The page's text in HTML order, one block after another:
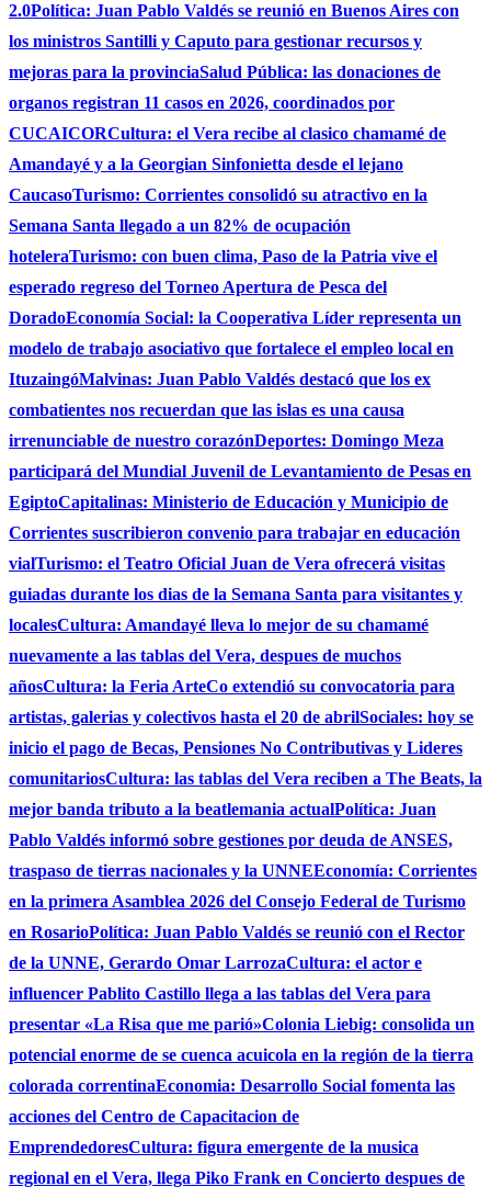
2.0Política: Juan Pablo Valdés se reunió en Buenos Aires con
los ministros Santilli y Caputo para gestionar recursos y
mejoras para la provinciaSalud Pública: las donaciones de
organos registran 11 casos en 2026, coordinados por
CUCAICORCultura: el Vera recibe al clasico chamamé de
Amandayé y a la Georgian Sinfonietta desde el lejano
CaucasoTurismo: Corrientes consolidó su atractivo en la
Semana Santa llegado a un 82% de ocupación
hoteleraTurismo: con buen clima, Paso de la Patria vive el
esperado regreso del Torneo Apertura de Pesca del
DoradoEconomía Social: la Cooperativa Líder representa un
modelo de trabajo asociativo que fortalece el empleo local en
ItuzaingóMalvinas: Juan Pablo Valdés destacó que los ex
combatientes nos recuerdan que las islas es una causa
irrenunciable de nuestro corazónDeportes: Domingo Meza
participará del Mundial Juvenil de Levantamiento de Pesas en
EgiptoCapitalinas: Ministerio de Educación y Municipio de
Corrientes suscribieron convenio para trabajar en educación
vialTurismo: el Teatro Oficial Juan de Vera ofrecerá visitas
guiadas durante los dias de la Semana Santa para visitantes y
localesCultura: Amandayé lleva lo mejor de su chamamé
nuevamente a las tablas del Vera, despues de muchos
añosCultura: la Feria ArteCo extendió su convocatoria para
artistas, galerias y colectivos hasta el 20 de abrilSociales: hoy se
inicio el pago de Becas, Pensiones No Contributivas y Lideres
comunitariosCultura: las tablas del Vera reciben a The Beats, la
mejor banda tributo a la beatlemania actualPolítica: Juan
Pablo Valdés informó sobre gestiones por deuda de ANSES,
traspaso de tierras nacionales y la UNNEEconomía: Corrientes
en la primera Asamblea 2026 del Consejo Federal de Turismo
en RosarioPolítica: Juan Pablo Valdés se reunió con el Rector
de la UNNE, Gerardo Omar LarrozaCultura: el actor e
influencer Pablito Castillo llega a las tablas del Vera para
presentar «La Risa que me parió»Colonia Liebig: consolida un
potencial enorme de se cuenca acuicola en la región de la tierra
colorada correntinaEconomia: Desarrollo Social fomenta las
acciones del Centro de Capacitacion de
EmprendedoresCultura: figura emergente de la musica
regional en el Vera, llega Piko Frank en Concierto despues de